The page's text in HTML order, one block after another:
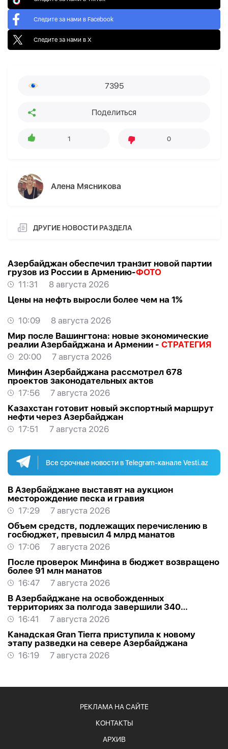
Следите за нами в Facebook
Следите за нами в X
7395
Поделиться
1 0
Алена Мясникова
ДРУГИЕ НОВОСТИ РАЗДЕЛА
Азербайджан обеспечил транзит новой партии
грузов из России в Армению-ФОТО
11:31
8 августа 2026
Цены на нефть выросли более чем на 1%
10:09
8 августа 2026
Мир после Вашингтона: новые экономические
реалии Азербайджана и Армении - СТРАТЕГИЯ
20:00
7 августа 2026
Минфин Азербайджана рассмотрел 678
проектов законодательных актов
17:56
7 августа 2026
Казахстан готовит новый экспортный маршрут
нефти через Азербайджан
17:51
7 августа 2026
Все срочные новости в Telegram-канале Vesti.az
В Азербайджане выставят на аукцион
месторождение песка и гравия
17:29
7 августа 2026
Объем средств, подлежащих перечислению в
госбюджет, превысил 4 млрд манатов
17:06
7 августа 2026
После проверок Минфина в бюджет возвращено
более 91 млн манатов
16:47
7 августа 2026
В Азербайджане на освобожденных
территориях за полгода завершили 340
проектов
16:41
7 августа 2026
Канадская Gran Tierra приступила к новому
этапу разведки на севере Азербайджана
16:19
7 августа 2026
РЕКЛАМА НА САЙТЕ
КОНТАКТЫ
АРХИВ